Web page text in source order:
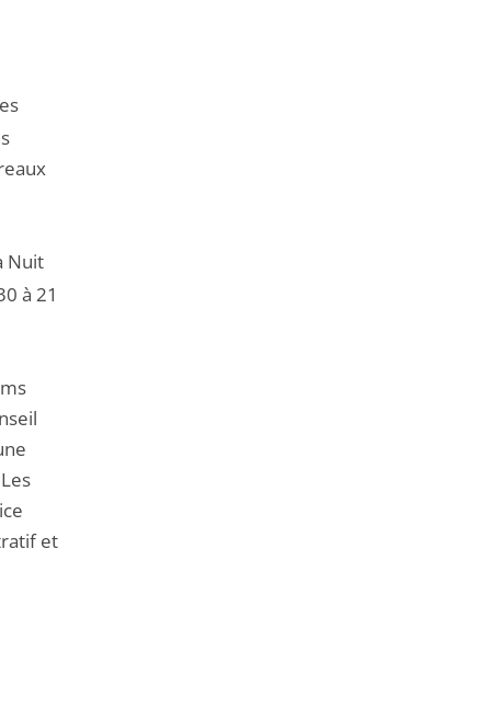
Nuit
à 21
et